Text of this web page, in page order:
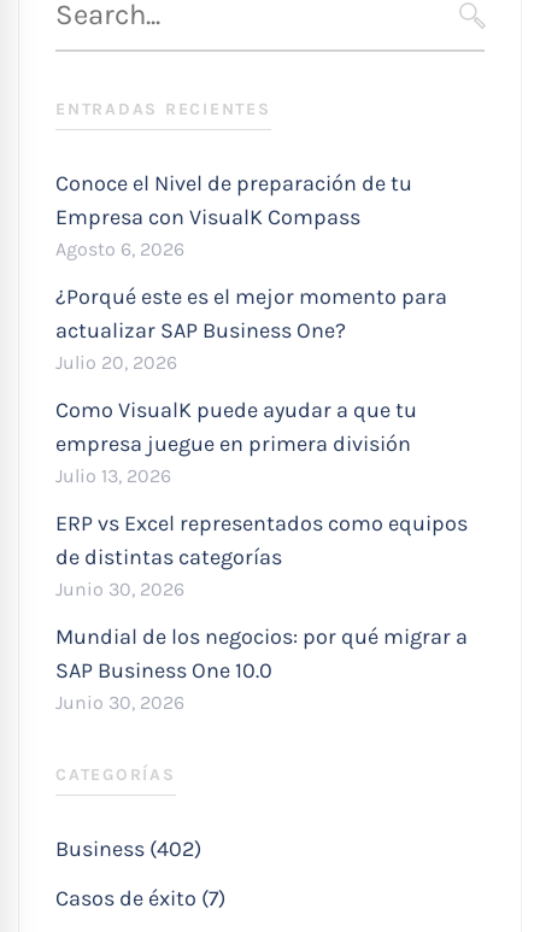
para
ENTRADAS RECIENTES
Conoce el Nivel de preparación de tu
Empresa con VisualK Compass
Agosto 6, 2026
¿Porqué este es el mejor momento para
actualizar SAP Business One?
Julio 20, 2026
Como VisualK puede ayudar a que tu
empresa juegue en primera división
Julio 13, 2026
ERP vs Excel representados como equipos
de distintas categorías
Junio 30, 2026
Mundial de los negocios: por qué migrar a
SAP Business One 10.0
Junio 30, 2026
CATEGORÍAS
Business (402)
Casos de éxito (7)